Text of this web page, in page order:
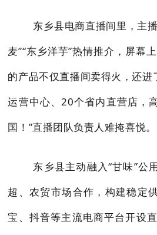
东乡县电商直播间里，主
麦”“东乡洋芋”热情推介，屏幕
的产品不仅直播间卖得火，还进
运营中心、20个省内直营店，
国！”直播团队负责人难掩喜悦。
东乡县主动融入“甘味”公
超、农贸市场合作，构建稳定
宝、抖音等主流电商平台开设